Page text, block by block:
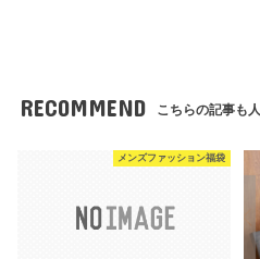
RECOMMEND こちらの記事も人
メンズファッション福袋